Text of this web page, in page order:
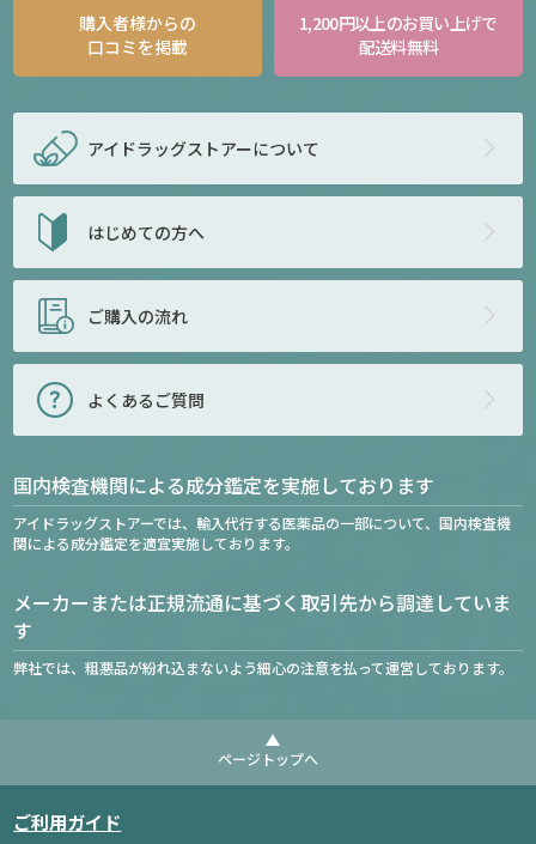
購入者様からの
口コミを掲載
1,200円以上のお買い上げで
配送料無料
アイドラッグストアーについて
はじめての方へ
ご購入の流れ
よくあるご質問
国内検査機関による成分鑑定を実施しております
アイドラッグストアーでは、輸入代行する医薬品の一部について、国内検査機
関による成分鑑定を適宜実施しております。
メーカーまたは正規流通に基づく取引先から調達していま
す
弊社では、粗悪品が紛れ込まないよう細心の注意を払って運営しております。
ページトップへ
ご利用ガイド